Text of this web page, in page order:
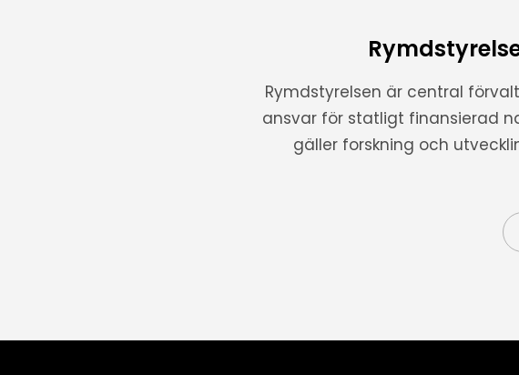
Rymdstyrelsen är central
ansvar för statligt finansierad
gäller forskning och